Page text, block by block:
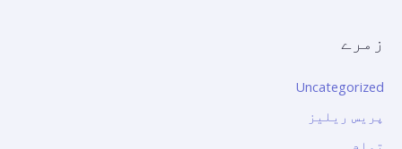
زمرے
Uncategorized
پریس ریلیز
تمام